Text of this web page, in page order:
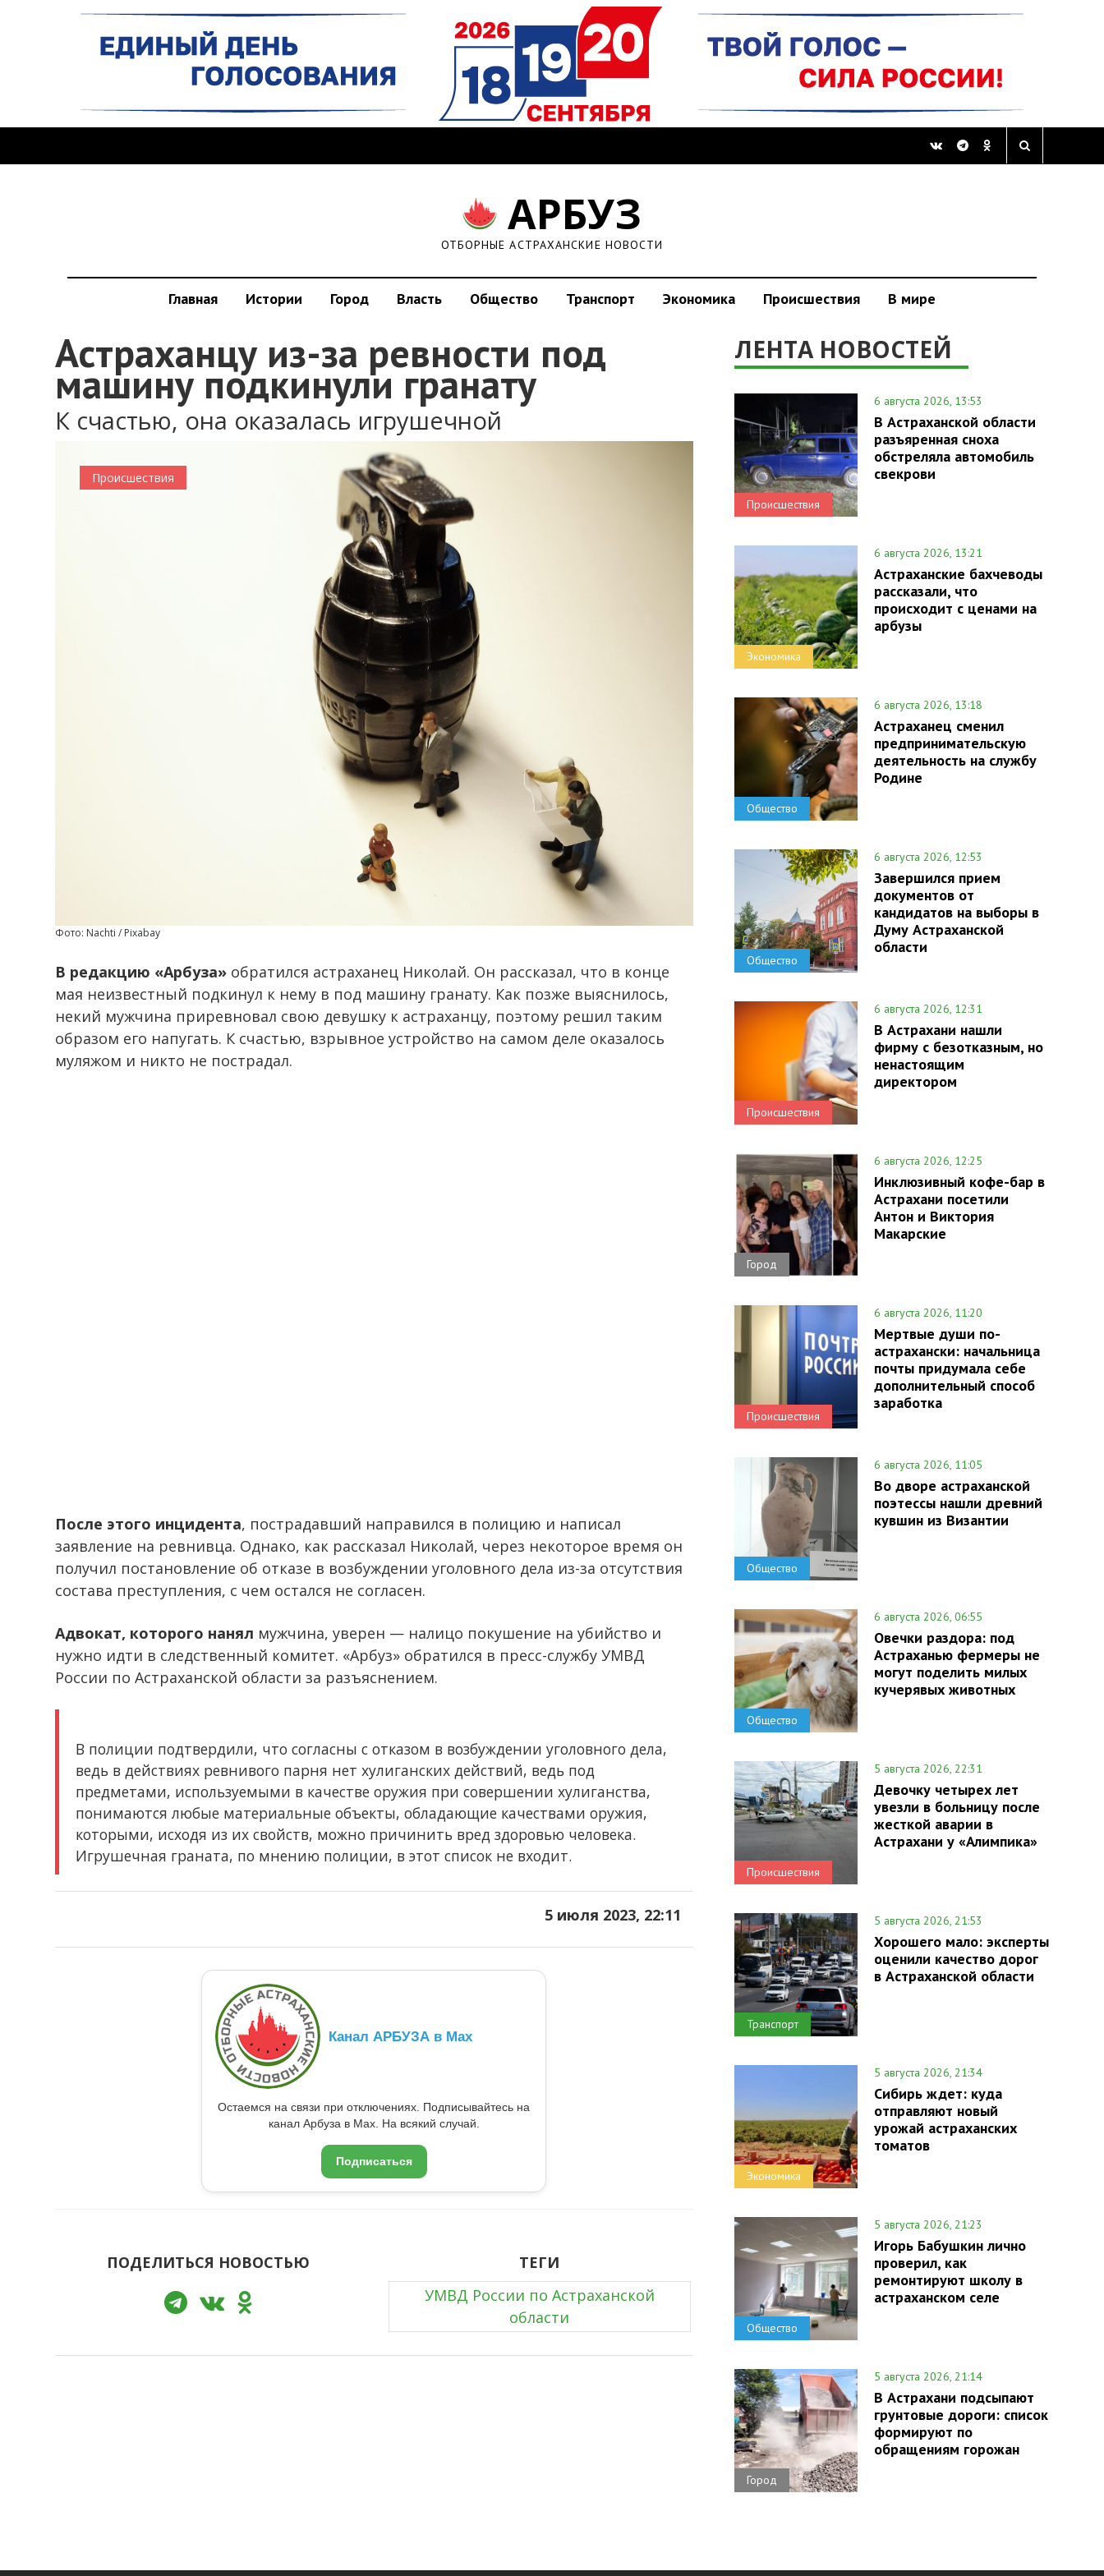
АРБУЗ
ОТБОРНЫЕ АСТРАХАНСКИЕ НОВОСТИ
Главная Истории Город Власть Общество Транспорт Экономика Происшествия В мире
Астраханцу из-за ревности под
машину подкинули гранату
К счастью, она оказалась игрушечной
Происшествия
Фото: Nachti / Pixabay
В редакцию «Арбуза» обратился астраханец Николай. Он рассказал, что в конце
мая неизвестный подкинул к нему в под машину гранату. Как позже выяснилось,
некий мужчина приревновал свою девушку к астраханцу, поэтому решил таким
образом его напугать. К счастью, взрывное устройство на самом деле оказалось
муляжом и никто не пострадал.
После этого инцидента, пострадавший направился в полицию и написал
заявление на ревнивца. Однако, как рассказал Николай, через некоторое время он
получил постановление об отказе в возбуждении уголовного дела из-за отсутствия
состава преступления, с чем остался не согласен.
Адвокат, которого нанял мужчина, уверен — налицо покушение на убийство и
нужно идти в следственный комитет. «Арбуз» обратился в пресс-службу УМВД
России по Астраханской области за разъяснением.
В полиции подтвердили, что согласны с отказом в возбуждении уголовного дела,
ведь в действиях ревнивого парня нет хулиганских действий, ведь под
предметами, используемыми в качестве оружия при совершении хулиганства,
понимаются любые материальные объекты, обладающие качествами оружия,
которыми, исходя из их свойств, можно причинить вред здоровью человека.
Игрушечная граната, по мнению полиции, в этот список не входит.
5 июля 2023, 22:11
Канал АРБУЗА в Max
Остаемся на связи при отключениях. Подписывайтесь на
канал Арбуза в Max. На всякий случай.
Подписаться
ПОДЕЛИТЬСЯ НОВОСТЬЮ
ТЕГИ
УМВД России по Астраханской
области
ЛЕНТА НОВОСТЕЙ
Происшествия
6 августа 2026, 13:53
В Астраханской области
разъяренная сноха
обстреляла автомобиль
свекрови
Экономика
6 августа 2026, 13:21
Астраханские бахчеводы
рассказали, что
происходит с ценами на
арбузы
Общество
6 августа 2026, 13:18
Астраханец сменил
предпринимательскую
деятельность на службу
Родине
Общество
6 августа 2026, 12:53
Завершился прием
документов от
кандидатов на выборы в
Думу Астраханской
области
Происшествия
6 августа 2026, 12:31
В Астрахани нашли
фирму с безотказным, но
ненастоящим
директором
Город
6 августа 2026, 12:25
Инклюзивный кофе-бар в
Астрахани посетили
Антон и Виктория
Макарские
Происшествия
6 августа 2026, 11:20
Мертвые души по-
астрахански: начальница
почты придумала себе
дополнительный способ
заработка
Общество
6 августа 2026, 11:05
Во дворе астраханской
поэтессы нашли древний
кувшин из Византии
Общество
6 августа 2026, 06:55
Овечки раздора: под
Астраханью фермеры не
могут поделить милых
кучерявых животных
Происшествия
5 августа 2026, 22:31
Девочку четырех лет
увезли в больницу после
жесткой аварии в
Астрахани у «Алимпика»
Транспорт
5 августа 2026, 21:53
Хорошего мало: эксперты
оценили качество дорог
в Астраханской области
Экономика
5 августа 2026, 21:34
Сибирь ждет: куда
отправляют новый
урожай астраханских
томатов
Общество
5 августа 2026, 21:23
Игорь Бабушкин лично
проверил, как
ремонтируют школу в
астраханском селе
Город
5 августа 2026, 21:14
В Астрахани подсыпают
грунтовые дороги: список
формируют по
обращениям горожан